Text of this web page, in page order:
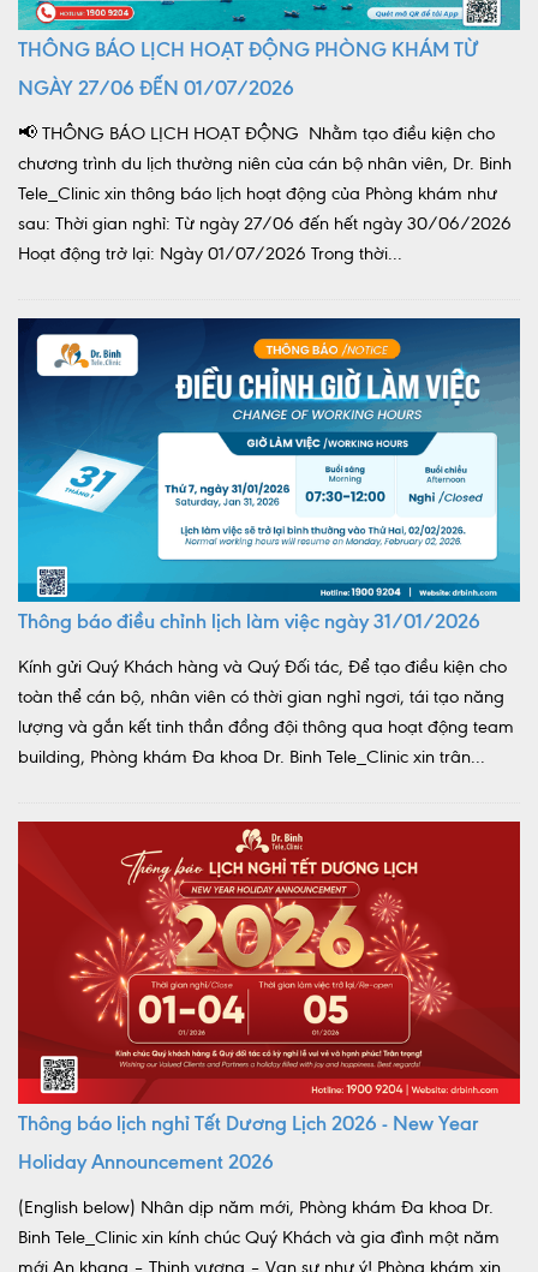
THÔNG BÁO LỊCH HOẠT ĐỘNG PHÒNG KHÁM TỪ
NGÀY 27/06 ĐẾN 01/07/2026
📢 THÔNG BÁO LỊCH HOẠT ĐỘNG Nhằm tạo điều kiện cho
chương trình du lịch thường niên của cán bộ nhân viên, Dr. Binh
Tele_Clinic xin thông báo lịch hoạt động của Phòng khám như
sau: Thời gian nghỉ: Từ ngày 27/06 đến hết ngày 30/06/2026
Hoạt động trở lại: Ngày 01/07/2026 Trong thời...
Thông báo điều chỉnh lịch làm việc ngày 31/01/2026
Kính gửi Quý Khách hàng và Quý Đối tác, Để tạo điều kiện cho
toàn thể cán bộ, nhân viên có thời gian nghỉ ngơi, tái tạo năng
lượng và gắn kết tinh thần đồng đội thông qua hoạt động team
building, Phòng khám Đa khoa Dr. Binh Tele_Clinic xin trân...
Thông báo lịch nghỉ Tết Dương Lịch 2026 - New Year
Holiday Announcement 2026
(English below) Nhân dịp năm mới, Phòng khám Đa khoa Dr.
Binh Tele_Clinic xin kính chúc Quý Khách và gia đình một năm
mới An khang – Thịnh vượng – Vạn sự như ý! Phòng khám xin